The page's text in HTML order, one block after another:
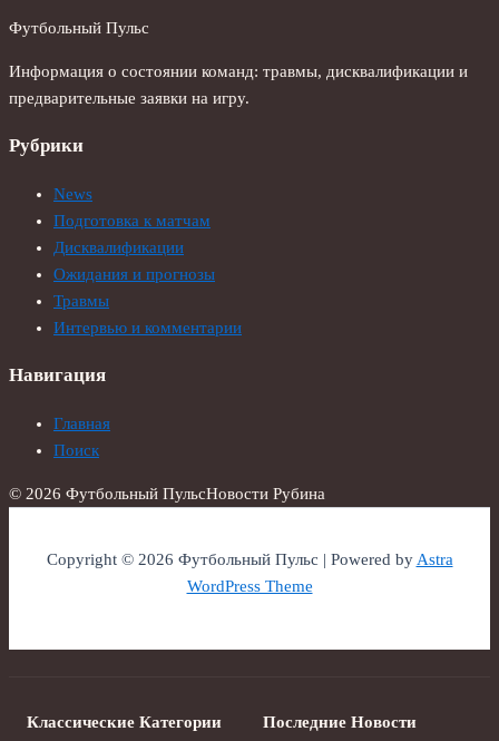
Футбольный Пульс
Информация о состоянии команд: травмы, дисквалификации и
предварительные заявки на игру.
Рубрики
News
Подготовка к матчам
Дисквалификации
Ожидания и прогнозы
Травмы
Интервью и комментарии
Навигация
Главная
Поиск
© 2026 Футбольный ПульсНовости Рубина
Copyright © 2026 Футбольный Пульс | Powered byAstra
WordPress Theme
Классические Категории Последние Новости